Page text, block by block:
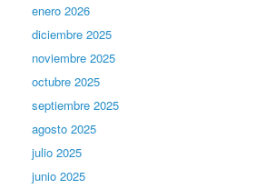
enero 2026
diciembre 2025
noviembre 2025
octubre 2025
septiembre 2025
agosto 2025
julio 2025
junio 2025